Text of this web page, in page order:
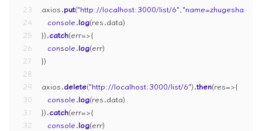
23
24
25
26
27
28
29
30
31
32
axios.put("http://localhost:3000/list/6",
console.log(res.data)
}).catch(err=>{
console.log(err)
})
axios.delete("http://localhost:3000/list/6").then(res=>{
console.log(res.data)
}).catch(err=>{
console.log(err)